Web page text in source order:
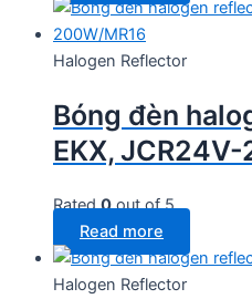
Halogen Reflector
Bóng đèn
EKX,
Rated0out of 5
Read more
Halogen Reflector